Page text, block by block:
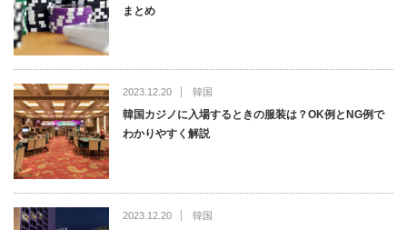
まとめ
2023.12.20 韓国
韓国カジノに入場するときの服装は？OK例とNG例で
わかりやすく解説
2023.12.20 韓国